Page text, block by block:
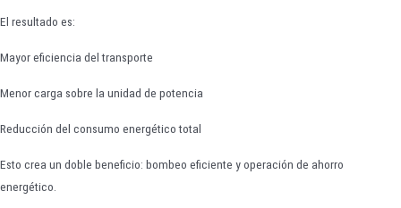
El resultado es:
Mayor eficiencia del transporte
Menor carga sobre la unidad de potencia
Reducción del consumo energético total
Esto crea un doble beneficio: bombeo eficiente y operación de ahorro
energético.